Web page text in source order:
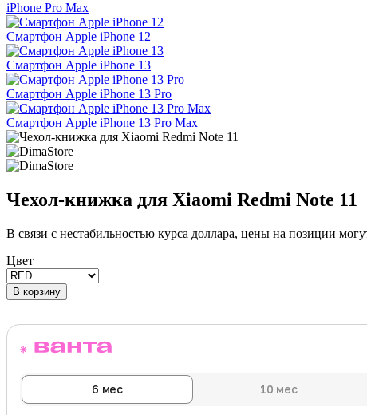
iPhone Pro Max
Смартфон Apple iPhone 12
Смартфон Apple iPhone 13
Смартфон Apple iPhone 13 Pro
Смартфон Apple iPhone 13 Pro Max
Чехол-книжка для Xiaomi Redmi Note 11
В связи с нестабильностью курса доллара, цены на позиции
Цвет
В корзину
6 мес 10 мес